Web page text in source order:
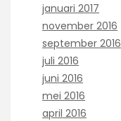
januari 2017
november 2016
september 2016
juli 2016
juni 2016
mei 2016
april 2016